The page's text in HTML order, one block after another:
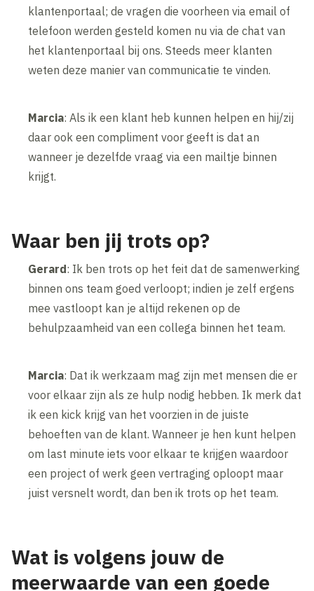
klantenportaal; de vragen die voorheen via email of
telefoon werden gesteld komen nu via de chat van
het klantenportaal bij ons. Steeds meer klanten
weten deze manier van communicatie te vinden.
Marcia: Als ik een klant heb kunnen helpen en hij/zij
daar ook een compliment voor geeft is dat an
wanneer je dezelfde vraag via een mailtje binnen
krijgt.
Waar ben jij trots op?
Gerard: Ik ben trots op het feit dat de samenwerking
binnen ons team goed verloopt; indien je zelf ergens
mee vastloopt kan je altijd rekenen op de
behulpzaamheid van een collega binnen het team.
Marcia: Dat ik werkzaam mag zijn met mensen die er
voor elkaar zijn als ze hulp nodig hebben. Ik merk dat
ik een kick krijg van het voorzien in de juiste
behoeften van de klant. Wanneer je hen kunt helpen
om last minute iets voor elkaar te krijgen waardoor
een project of werk geen vertraging oploopt maar
juist versnelt wordt, dan ben ik trots op het team.
Wat is volgens jouw de
meerwaarde van een goede